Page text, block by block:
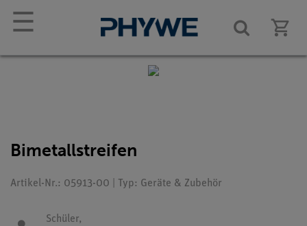
☰
Bimetallstreifen
Artikel-Nr.: 05913-00 | Typ: Geräte & Zubehör
Schüler,